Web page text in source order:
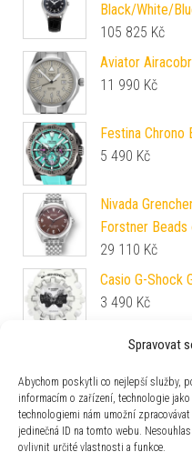
Spravovat
Abychom poskytli co nejlepší služby,
informacím o zařízení, technologie
technologiemi nám umožní
jedinečná ID na tomto webu.
ovlivnit určité vlastnosti a funkce.
Black/White/
105 825 Kč
Aviator
11 990 Kč
Festina
5 490 Kč
Nivada
Forstner
29 110 Kč
Casio G-Shock
3 490 Kč
Formex
Chronometer
48 750Kč
Davosa
23 270Kč